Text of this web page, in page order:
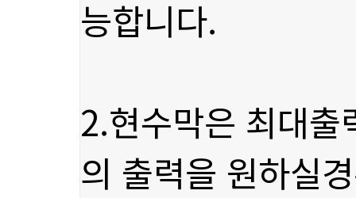
능합니다.
의 출력을 원하실